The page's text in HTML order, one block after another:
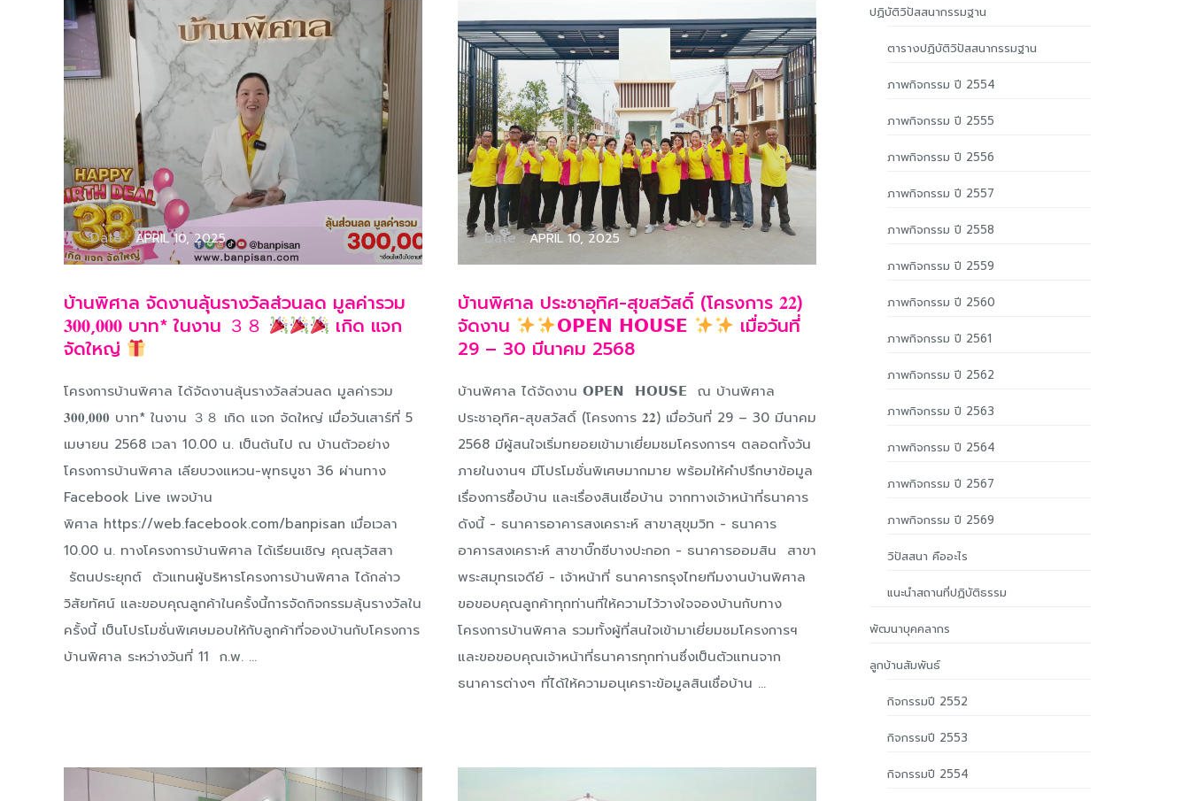
Date :APRIL 10, 2025
บ้านพิศาล จัดงานลุ้นรางวัลส่วนลด มูลค่ารวม
𝟑𝟎𝟎,𝟎𝟎𝟎 บาท* ในงาน ３８
เกิด แจก
จัดใหญ่
โครงการบ้านพิศาล ได้จัดงานลุ้นรางวัลส่วนลด มูลค่ารวม
𝟑𝟎𝟎,𝟎𝟎𝟎 บาท* ในงาน ３８ เกิด แจก จัดใหญ่ เมื่อวันเสาร์ที่ 5
เมษายน 2568 เวลา 10.00 น. เป็นต้นไป ณ บ้านตัวอย่าง
โครงการบ้านพิศาล เลียบวงแหวน-พุทธบูชา 36 ผ่านทาง
Facebook Live เพจบ้าน
พิศาล https://web.facebook.com/banpisan เมื่อเวลา
10.00 น. ทางโครงการบ้านพิศาล ได้เรียนเชิญ คุณสุวัสสา
รัตนประยุกต์ ตัวแทนผู้บริหารโครงการบ้านพิศาล ได้กล่าว
วิสัยทัศน์ และขอบคุณลูกค้าในครั้งนี้การจัดกิจกรรมลุ้นรางวัลใน
ครั้งนี้ เป็นโปรโมชั่นพิเศษมอบให้กับลูกค้าที่จองบ้านกับโครงการ
บ้านพิศาล ระหว่างวันที่ 11 ก.พ. ...
Date :APRIL 10, 2025
บ้านพิศาล ประชาอุทิศ-สุขสวัสดิ์ (โครงการ 𝟐𝟐)
จัดงาน
𝗢𝗣𝗘𝗡 𝗛𝗢𝗨𝗦𝗘
เมื่อวันที่
29 – 30 มีนาคม 2568
บ้านพิศาล ได้จัดงาน 𝗢𝗣𝗘𝗡 𝗛𝗢𝗨𝗦𝗘 ณ บ้านพิศาล
ประชาอุทิศ-สุขสวัสดิ์ (โครงการ 𝟐𝟐) เมื่อวันที่ 29 – 30 มีนาคม
2568 มีผู้สนใจเริ่มทยอยเข้ามาเยี่ยมชมโครงการฯ ตลอดทั้งวัน
ภายในงานฯ มีโปรโมชั่นพิเศษมากมาย พร้อมให้คำปรึกษาข้อมูล
เรื่องการซื้อบ้าน และเรื่องสินเชื่อบ้าน จากทางเจ้าหน้าที่ธนาคาร
ดังนี้ - ธนาคารอาคารสงเคราะห์ สาขาสุขุมวิท - ธนาคาร
อาคารสงเคราะห์ สาขาบิ๊กซีบางปะกอก - ธนาคารออมสิน สาขา
พระสมุทรเจดีย์ - เจ้าหน้าที่ ธนาคารกรุงไทยทีมงานบ้านพิศาล
ขอขอบคุณลูกค้าทุกท่านที่ให้ความไว้วางใจจองบ้านกับทาง
โครงการบ้านพิศาล รวมทั้งผู้ที่สนใจเข้ามาเยี่ยมชมโครงการฯ
และขอขอบคุณเจ้าหน้าที่ธนาคารทุกท่านซึ่งเป็นตัวแทนจาก
ธนาคารต่างๆ ที่ได้ให้ความอนุเคราะข้อมูลสินเชื่อบ้าน ...
ปฏิบัติวิปัสสนากรรมฐาน
ตารางปฏิบัติวิปัสสนากรรมฐาน
ภาพกิจกรรม ปี 2554
ภาพกิจกรรม ปี 2555
ภาพกิจกรรม ปี 2556
ภาพกิจกรรม ปี 2557
ภาพกิจกรรม ปี 2558
ภาพกิจกรรม ปี 2559
ภาพกิจกรรม ปี 2560
ภาพกิจกรรม ปี 2561
ภาพกิจกรรม ปี 2562
ภาพกิจกรรม ปี 2563
ภาพกิจกรรม ปี 2564
ภาพกิจกรรม ปี 2567
ภาพกิจกรรม ปี 2569
วิปัสสนา คืออะไร
แนะนำสถานที่ปฏิบัติธรรม
พัฒนาบุคคลากร
ลูกบ้านสัมพันธ์
กิจกรรมปี 2552
กิจกรรมปี 2553
กิจกรรมปี 2554